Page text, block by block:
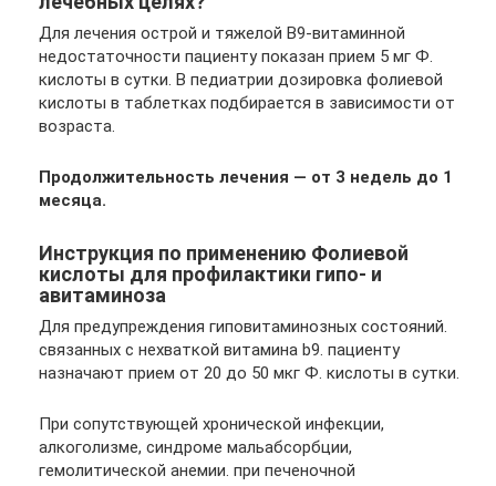
Для лечения острой и тяжелой В9-витаминной
недостаточности пациенту показан прием 5 мг Ф.
кислоты в сутки. В педиатрии дозировка фолиевой
кислоты в таблетках подбирается в зависимости от
возраста.
Продолжительность лечения — от 3 недель до 1
месяца.
Инструкция по применению Фолиевой
кислоты для профилактики гипо- и
авитаминоза
Для предупреждения гиповитаминозных состояний.
связанных с нехваткой витамина b9. пациенту
назначают прием от 20 до 50 мкг Ф. кислоты в сутки.
При сопутствующей хронической инфекции,
алкоголизме, синдроме мальабсорбции,
гемолитической анемии. при печеночной